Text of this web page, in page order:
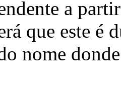
a
que este é
nome